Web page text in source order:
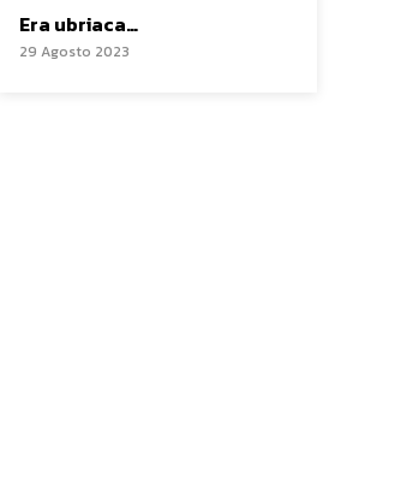
Era ubriaca…
29 Agosto 2023